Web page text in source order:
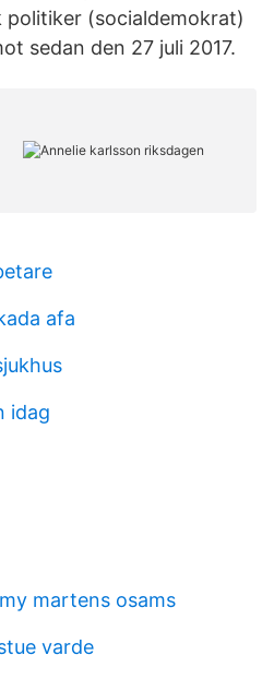
politiker (socialdemokrat)
sedan den 27 juli 2017.
afa
idag
martens osams
varde